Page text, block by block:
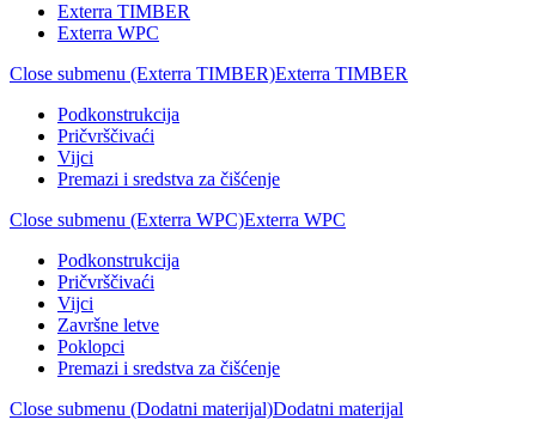
Exterra TIMBER
Exterra WPC
Close submenu (Exterra TIMBER)Exterra TIMBER
Podkonstrukcija
Pričvrščivaći
Vijci
Premazi i sredstva za čišćenje
Close submenu (Exterra WPC)Exterra WPC
Podkonstrukcija
Pričvrščivaći
Vijci
Završne letve
Poklopci
Premazi i sredstva za čišćenje
Close submenu (Dodatni materijal)Dodatni materijal